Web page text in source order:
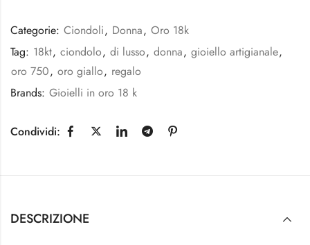
Categorie: Ciondoli, Donna, Oro 18k
Tag: 18kt, ciondolo, di lusso, donna, gioiello artigianale,
oro 750, oro giallo, regalo
Brands: Gioielli in oro 18 k
Condividi:
DESCRIZIONE